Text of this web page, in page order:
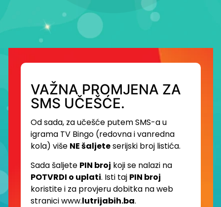
VAŽNA PROMJENA ZA
SMS UČEŠĆE.
Od sada, za učešće putem SMS-a u
igrama TV Bingo (redovna i vanredna
kola) više NE šaljeteserijski broj listića.
Sada šaljete PIN broj koji se nalazi na
POTVRDI o uplati. Isti taj PIN broj
koristite i za provjeru dobitka na web
stranici www.lutrijabih.ba.